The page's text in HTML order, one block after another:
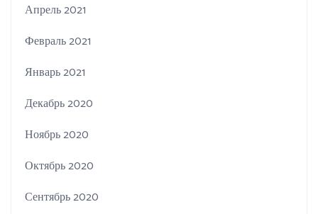
Апрель 2021
Февраль 2021
Январь 2021
Декабрь 2020
Ноябрь 2020
Октябрь 2020
Сентябрь 2020